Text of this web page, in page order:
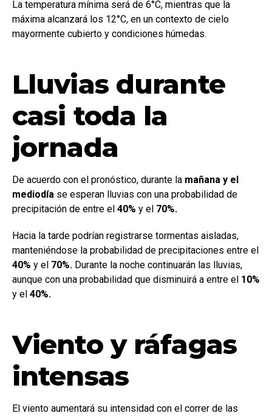
La temperatura mínima será de 6°C, mientras que la
máxima alcanzará los 12°C, en un contexto de cielo
mayormente cubierto y condiciones húmedas.
Lluvias durante
casi toda la
jornada
De acuerdo con el pronóstico, durante la mañana y el
mediodía se esperan lluvias con una probabilidad de
precipitación de entre el 40% y el 70%.
Hacia la tarde podrían registrarse tormentas aisladas,
manteniéndose la probabilidad de precipitaciones entre el
40% y el 70%. Durante la noche continuarán las lluvias,
aunque con una probabilidad que disminuirá a entre el 10%
y el 40%.
Viento y ráfagas
intensas
El viento aumentará su intensidad con el correr de las